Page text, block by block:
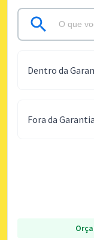
Dentro da
Fora da Garantia